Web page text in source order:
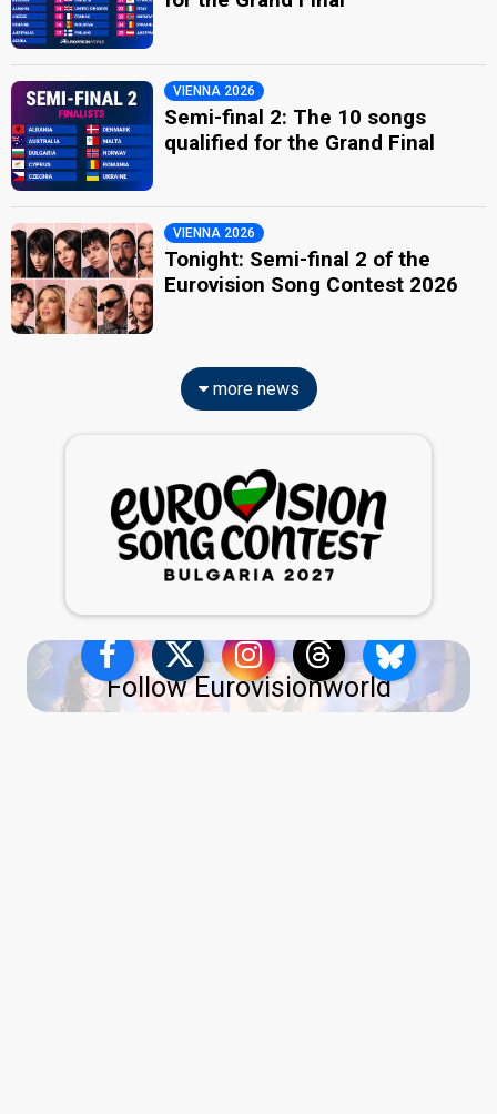
VIENNA 2026
Semi-final 2: The 10 songs
qualified for the Grand Final
VIENNA 2026
Tonight: Semi-final 2 of the
Eurovision Song Contest 2026
more news
Follow Eurovisionworld